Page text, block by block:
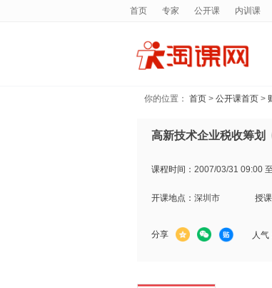
你的位置： 首页 > 公开课首页 >
高新技术企业税收筹划
课程时间： 2007/03/31 09:00
开课地点： 深圳市 授
分享 人气
首页 专家 公开课 内训课